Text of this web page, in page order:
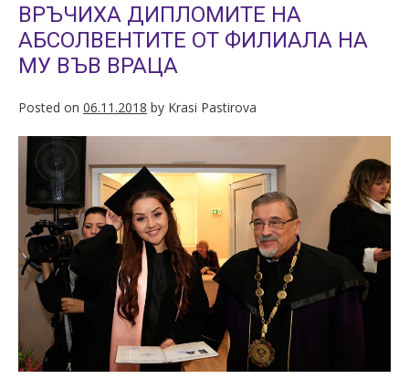
ВРЪЧИХА ДИПЛОМИТЕ НА
АБСОЛВЕНТИТЕ ОТ ФИЛИАЛА НА
МУ ВЪВ ВРАЦА
Posted on 06.11.2018 by Krasi Pastirova